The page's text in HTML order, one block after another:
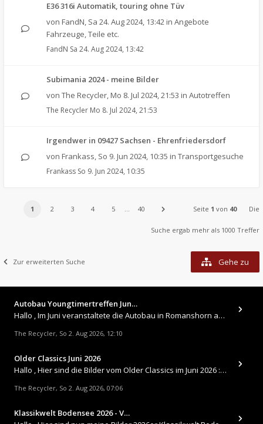
E36 316i Automatik, touring ohne Tüv
von FandN, Sa 24. Aug 2024, 13:42 in Angebote
Fahrzeuge, Teile etc.
FandN Sa 24. Aug 2024, 13:42
Subimania 2024 - meine Bilder
von The Recycler, Mo 8. Jul 2024, 21:53 in Autotreffen
The Recycler Mo 8. Jul 2024, 21:53
Irgendwer in 09427 Sachsen - Ehrenfriedersdorf
von Frankass, So 9. Jun 2024, 10:35 in Transportgesuche
Frankass So 9. Jun 2024, 10:35
1 2 3 4 5 … 40 Seite 1 von 40 Die
Suche ergab mehr als 1000 Treffer
Zur erweiterten Suche Gehe zu
Autobau Youngtimertreffen Jun…
Hallo , Im Juni veranstaltete die Autobau in Romanshorn auf ihrem Gelände ein kleines Youngtimertreffen : https://up.
The Recycler, So 2. Aug 2026, 12:10
Older Classics Juni 2026
​Hallo , Hier sind die Bilder vom Older Classics im Juni 2026 : https://up.picr.de/51155940wd.jpg https://up.pic
The Recycler, So 2. Aug 2026, 07:06
Klassikwelt Bodensee 2026 - V…